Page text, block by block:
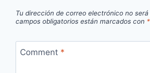
Tu dirección de correo electrónico no será
campos obligatorios están marcados con *
Comment *